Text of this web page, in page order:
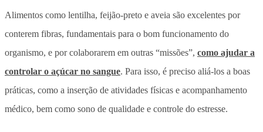
Alimentos como lentilha, feijão-preto e aveia são excelentes por
conterem fibras, fundamentais para o bom funcionamento do
organismo, e por colaborarem em outras “missões”, como ajudar a
controlar o açúcar no sangue. Para isso, é preciso aliá-los a boas
práticas, como a inserção de atividades físicas e acompanhamento
médico, bem como sono de qualidade e controle do estresse.